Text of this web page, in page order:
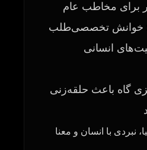
برای مخاطب عام
خوانش تخصصی‌طلب
انسانی
گاه باعث حلقه‌زنی
نبردی با انسان و معنا